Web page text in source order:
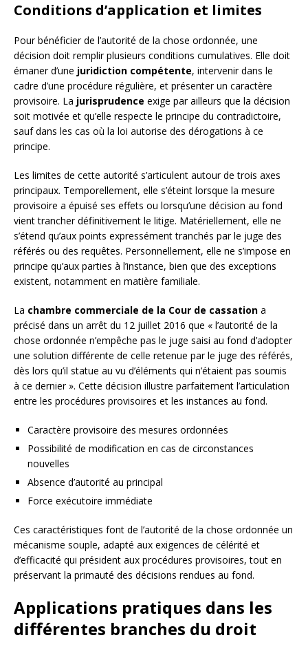
Conditions d’application et limites
Pour bénéficier de l’autorité de la chose ordonnée, une
décision doit remplir plusieurs conditions cumulatives. Elle doit
émaner d’une juridiction compétente, intervenir dans le
cadre d’une procédure régulière, et présenter un caractère
provisoire. La jurisprudence exige par ailleurs que la décision
soit motivée et qu’elle respecte le principe du contradictoire,
sauf dans les cas où la loi autorise des dérogations à ce
principe.
Les limites de cette autorité s’articulent autour de trois axes
principaux. Temporellement, elle s’éteint lorsque la mesure
provisoire a épuisé ses effets ou lorsqu’une décision au fond
vient trancher définitivement le litige. Matériellement, elle ne
s’étend qu’aux points expressément tranchés par le juge des
référés ou des requêtes. Personnellement, elle ne s’impose en
principe qu’aux parties à l’instance, bien que des exceptions
existent, notamment en matière familiale.
La chambre commerciale de la Cour de cassation a
précisé dans un arrêt du 12 juillet 2016 que « l’autorité de la
chose ordonnée n’empêche pas le juge saisi au fond d’adopter
une solution différente de celle retenue par le juge des référés,
dès lors qu’il statue au vu d’éléments qui n’étaient pas soumis
à ce dernier ». Cette décision illustre parfaitement l’articulation
entre les procédures provisoires et les instances au fond.
Caractère provisoire des mesures ordonnées
Possibilité de modification en cas de circonstances
nouvelles
Absence d’autorité au principal
Force exécutoire immédiate
Ces caractéristiques font de l’autorité de la chose ordonnée un
mécanisme souple, adapté aux exigences de célérité et
d’efficacité qui président aux procédures provisoires, tout en
préservant la primauté des décisions rendues au fond.
Applications pratiques dans les
différentes branches du droit